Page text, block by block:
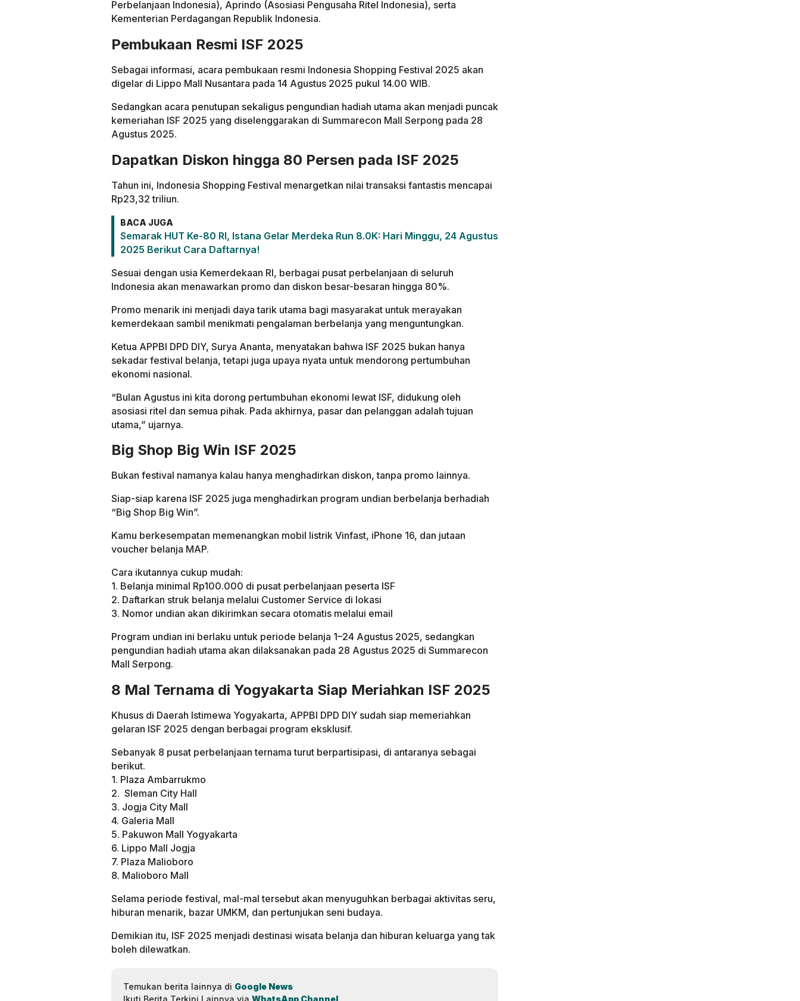
Perbelanjaan Indonesia), Aprindo (Asosiasi Pengusaha Ritel Indonesia), serta
Kementerian Perdagangan Republik Indonesia.
Pembukaan Resmi ISF 2025
Sebagai informasi, acara pembukaan resmi Indonesia Shopping Festival 2025 akan
digelar di Lippo Mall Nusantara pada 14 Agustus 2025 pukul 14.00 WIB.
Sedangkan acara penutupan sekaligus pengundian hadiah utama akan menjadi puncak
kemeriahan ISF 2025 yang diselenggarakan di Summarecon Mall Serpong pada 28
Agustus 2025.
Dapatkan Diskon hingga 80 Persen pada ISF 2025
Tahun ini, Indonesia Shopping Festival menargetkan nilai transaksi fantastis mencapai
Rp23,32 triliun.
BACA JUGA
Semarak HUT Ke-80 RI, Istana Gelar Merdeka Run 8.0K: Hari Minggu, 24 Agustus
2025 Berikut Cara Daftarnya!
Sesuai dengan usia Kemerdekaan RI, berbagai pusat perbelanjaan di seluruh
Indonesia akan menawarkan promo dan diskon besar-besaran hingga 80%.
Promo menarik ini menjadi daya tarik utama bagi masyarakat untuk merayakan
kemerdekaan sambil menikmati pengalaman berbelanja yang menguntungkan.
Ketua APPBI DPD DIY, Surya Ananta, menyatakan bahwa ISF 2025 bukan hanya
sekadar festival belanja, tetapi juga upaya nyata untuk mendorong pertumbuhan
ekonomi nasional.
“Bulan Agustus ini kita dorong pertumbuhan ekonomi lewat ISF, didukung oleh
asosiasi ritel dan semua pihak. Pada akhirnya, pasar dan pelanggan adalah tujuan
utama,” ujarnya.
Big Shop Big Win ISF 2025
Bukan festival namanya kalau hanya menghadirkan diskon, tanpa promo lainnya.
Siap-siap karena ISF 2025 juga menghadirkan program undian berbelanja berhadiah
“Big Shop Big Win”.
Kamu berkesempatan memenangkan mobil listrik Vinfast, iPhone 16, dan jutaan
voucher belanja MAP.
Cara ikutannya cukup mudah:
1. Belanja minimal Rp100.000 di pusat perbelanjaan peserta ISF
2. Daftarkan struk belanja melalui Customer Service di lokasi
3. Nomor undian akan dikirimkan secara otomatis melalui email
Program undian ini berlaku untuk periode belanja 1–24 Agustus 2025, sedangkan
pengundian hadiah utama akan dilaksanakan pada 28 Agustus 2025 di Summarecon
Mall Serpong.
8 Mal Ternama di Yogyakarta Siap Meriahkan ISF 2025
Khusus di Daerah Istimewa Yogyakarta, APPBI DPD DIY sudah siap memeriahkan
gelaran ISF 2025 dengan berbagai program eksklusif.
Sebanyak 8 pusat perbelanjaan ternama turut berpartisipasi, di antaranya sebagai
berikut.
1. Plaza Ambarrukmo
2. Sleman City Hall
3. Jogja City Mall
4. Galeria Mall
5. Pakuwon Mall Yogyakarta
6. Lippo Mall Jogja
7. Plaza Malioboro
8. Malioboro Mall
Selama periode festival, mal-mal tersebut akan menyuguhkan berbagai aktivitas seru,
hiburan menarik, bazar UMKM, dan pertunjukan seni budaya.
Demikian itu, ISF 2025 menjadi destinasi wisata belanja dan hiburan keluarga yang tak
boleh dilewatkan.
Temukan berita lainnya di Google News